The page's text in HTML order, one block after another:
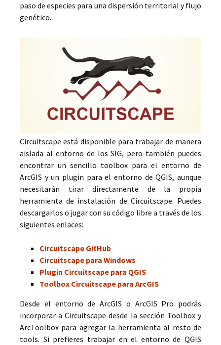
paso de especies para una dispersión territorial y flujo
genético.
Circuitscape está disponible para trabajar de manera
aislada al entorno de los SIG, pero también puedes
encontrar un sencillo toolbox para el entorno de
ArcGIS y un plugin para el entorno de QGIS, aunque
necesitarán tirar directamente de la propia
herramienta de instalación de Circuitscape. Puedes
descargarlos o jugar con su código libre a través de los
siguientes enlaces:
Circuitscape GitHub
Circuitscape para Windows
Plugin Circuitscape para QGIS
Toolbox Circuitscape para ArcGIS
Desde el entorno de ArcGIS o ArcGIS Pro podrás
incorporar a Circuitscape desde la sección Toolbox y
ArcToolbox para agregar la herramienta al resto de
tools. Si prefieres trabajar en el entorno de QGIS